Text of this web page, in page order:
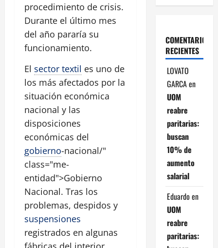
procedimiento de crisis.
Durante el último mes
del año pararía su
funcionamiento.
El sector textil es uno de
los más afectados por la
situación económica
nacional y las
disposiciones
económicas del
gobierno-nacional/"
class="me-
entidad">Gobierno
Nacional. Tras los
problemas, despidos y
suspensiones
registrados en algunas
COMENTARIOS
RECIENTES
LOVATO
GARCAen
UOM
reabre
paritarias:
buscan
10% de
aumento
salarial
Eduardo en
UOM
reabre
paritarias: